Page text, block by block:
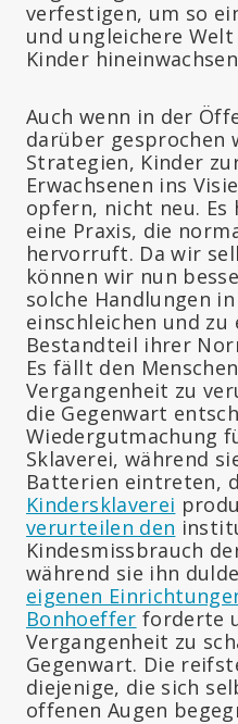
verfestigen, um so
und ungleichere
Kinder
Auch wenn in der
darüber gesprochen
Strategien, Kinder
Erwachsenen ins
opfern, nicht neu. Es
eine Praxis, die
hervorruft. Da wir
können wir nun
solche Handlungen
einschleichen und zu
Bestandteil ihrer
Es fällt den
Vergangenheit zu
die Gegenwart
Wiedergutmachung
Sklaverei, während
Batterien eintreten,
Kindersklaverei
verurteilen den
Kindesmissbrauch
während sie ihn
eigenen
Bonhoeffer forderte
Vergangenheit zu
Gegenwart. Die
diejenige, die sich
offenen Augen